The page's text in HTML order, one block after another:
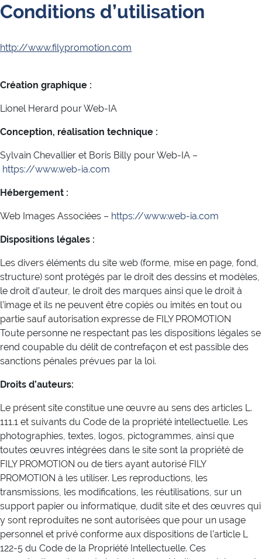
Conditions d’utilisation
http://www.filypromotion.com
Création graphique :
Lionel Herard pour Web-IA
Conception, réalisation technique :
Sylvain Chevallier et Boris Billy pour Web-IA –
https://www.web-ia.com
Hébergement :
Web Images Associées – https://www.web-ia.com
Dispositions légales :
Les divers éléments du site web (forme, mise en page, fond,
structure) sont protégés par le droit des dessins et modèles,
le droit d’auteur, le droit des marques ainsi que le droit à
l’image et ils ne peuvent être copiés ou imités en tout ou
partie sauf autorisation expresse de FILY PROMOTION
Toute personne ne respectant pas les dispositions légales se
rend coupable du délit de contrefaçon et est passible des
sanctions pénales prévues par la loi.
Droits d’auteurs:
Le présent site constitue une œuvre au sens des articles L.
111.1 et suivants du Code de la propriété intellectuelle. Les
photographies, textes, logos, pictogrammes, ainsi que
toutes œuvres intégrées dans le site sont la propriété de
FILY PROMOTION ou de tiers ayant autorisé FILY
PROMOTION à les utiliser. Les reproductions, les
transmissions, les modifications, les réutilisations, sur un
support papier ou informatique, dudit site et des œuvres qui
y sont reproduites ne sont autorisées que pour un usage
personnel et privé conforme aux dispositions de l’article L
122-5 du Code de la Propriété Intellectuelle. Ces